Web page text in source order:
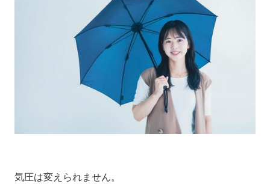
気圧は変えられません。